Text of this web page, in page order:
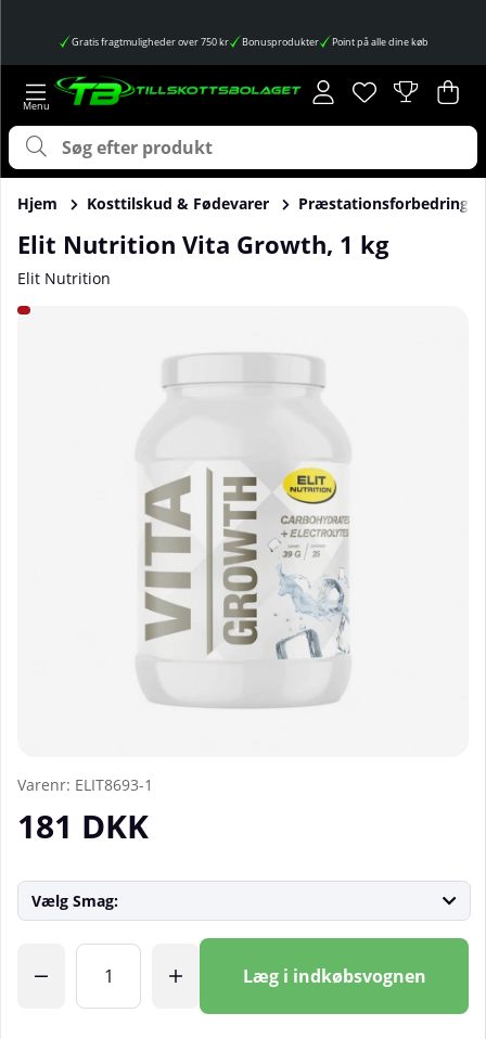
Gratis fragtmuligheder over 750 kr Bonusprodukter Point på alle dine køb
Ønskeliste
Antal på
. .
Hjem Kosttilskud & Fødevarer Præstationsforbedringer
Elit Nutrition Vita Growth, 1 kg
Elit Nutrition
Produktbilleder Elit Nutrition Vita Growth, 1 kg
Varenr: ELIT8693-1
181 DKK
Vælg Smag:
Læg i indkøbsvognen